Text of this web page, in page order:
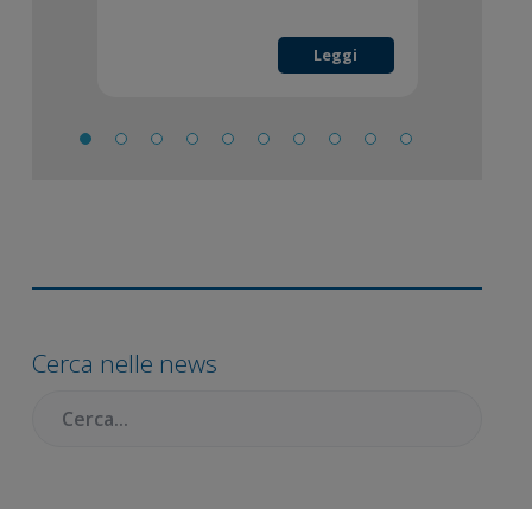
Leggi
primaria
Cerca nelle news